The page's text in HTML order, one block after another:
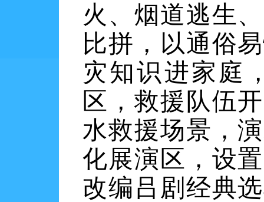
火、烟道逃生
比拼，以通俗
灾知识进家庭
区，救援队伍
水救援场景，
化展演区，设
改编吕剧经典